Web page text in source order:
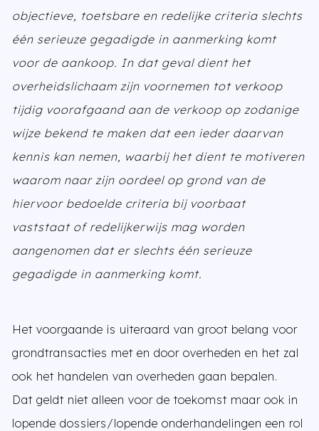
objectieve, toetsbare en redelijke criteria slechts
één serieuze gegadigde in aanmerking komt
voor de aankoop. In dat geval dient het
overheidslichaam zijn voornemen tot verkoop
tijdig voorafgaand aan de verkoop op zodanige
wijze bekend te maken dat een ieder daarvan
kennis kan nemen, waarbij het dient te motiveren
waarom naar zijn oordeel op grond van de
hiervoor bedoelde criteria bij voorbaat
vaststaat of redelijkerwijs mag worden
aangenomen dat er slechts één serieuze
gegadigde in aanmerking komt.
Het voorgaande is uiteraard van groot belang voor
grondtransacties met en door overheden en het zal
ook het handelen van overheden gaan bepalen.
Dat geldt niet alleen voor de toekomst maar ook in
lopende dossiers/lopende onderhandelingen een rol